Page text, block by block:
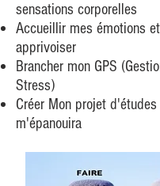
sensations corporelles
Accueillir mes émotions
apprivoiser
Brancher mon GPS
Stress)
Créer Mon projet
m'épanouira